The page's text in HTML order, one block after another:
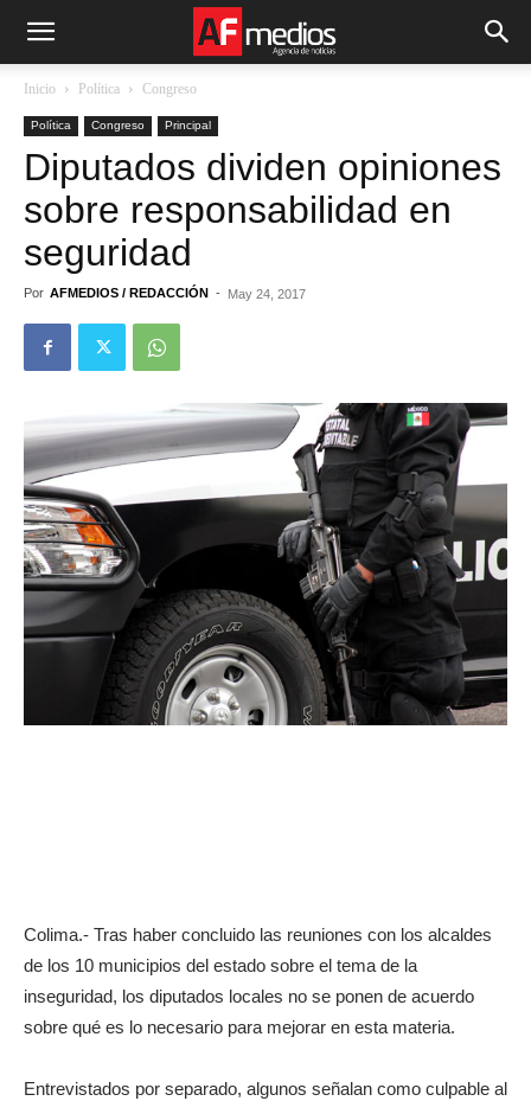
Inicio Política Congreso
Política Congreso Principal
Diputados dividen opiniones
sobre responsabilidad en
seguridad
Por AFMEDIOS / REDACCIÓN - May 24, 2017
Colima.- Tras haber concluido las reuniones con los alcaldes
de los 10 municipios del estado sobre el tema de la
inseguridad, los diputados locales no se ponen de acuerdo
sobre qué es lo necesario para mejorar en esta materia.
Entrevistados por separado, algunos señalan como culpable al